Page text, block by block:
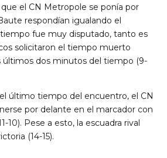
el CN Metropole se ponía por
respondían igualando el
fue muy disputado, tanto es
solicitaron el tiempo muerto
últimos dos minutos del tiempo (9-
último tiempo del encuentro, el CN
por delante en el marcador con
10). Pese a esto, la escuadra rival
(14-15).